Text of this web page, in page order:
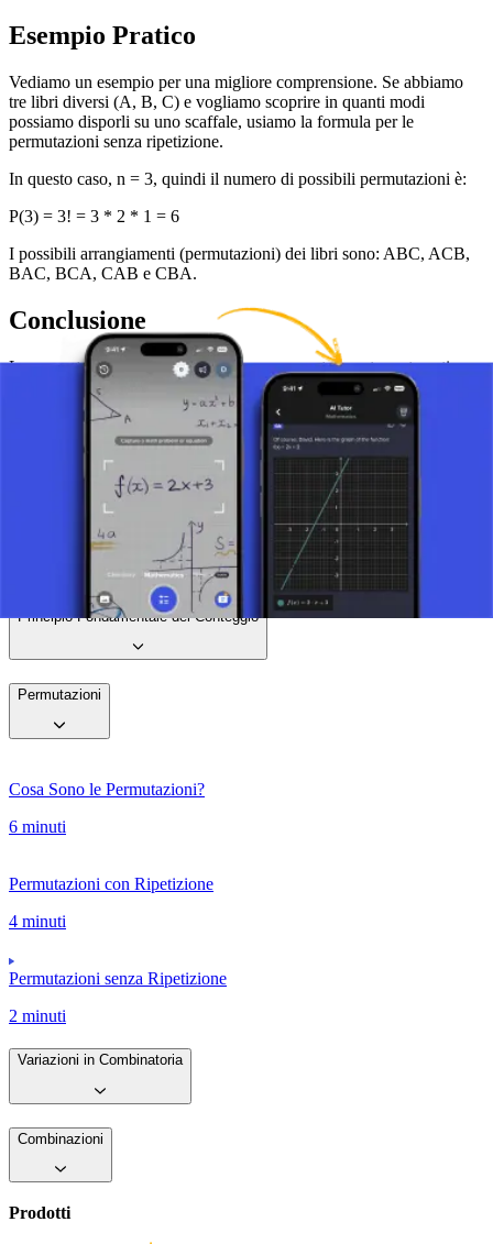
Esempio Pratico
Vediamo un esempio per una migliore comprensione. Se abbiamo
tre libri diversi (A, B, C) e vogliamo scoprire in quanti modi
possiamo disporli su uno scaffale, usiamo la formula per le
permutazioni senza ripetizione.
In questo caso, n = 3, quindi il numero di possibili permutazioni è:
P(3) = 3! = 3 * 2 * 1 = 6
I possibili arrangiamenti (permutazioni) dei libri sono: ABC, ACB,
BAC, BCA, CAB e CBA.
Conclusione
Le permutazioni senza ripetizione sono uno strumento matematico
base ma potente con molte applicazioni sia nella teoria che nella
pratica. Comprendere questo concetto è cruciale per studenti di
matematica e chiunque sia coinvolto nell'analisi di diversi tipi di
arrangiamenti. Questo concetto non solo risolve problemi complessi
ma promuove anche il pensiero logico e una comprensione più
profonda dei principi matematici.
Scatta una foto del tuo compito e usa il tutor AI.
Principio Fondamentale del Conteggio
Permutazioni
Cosa Sono le Permutazioni?
6 minuti
Permutazioni con Ripetizione
4 minuti
Permutazioni senza Ripetizione
2 minuti
Variazioni in Combinatoria
Combinazioni
Prodotti